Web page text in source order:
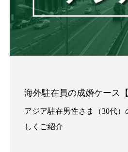
海外駐在員の成婚ケース
アジア駐在男性さま（30代
しくご紹介